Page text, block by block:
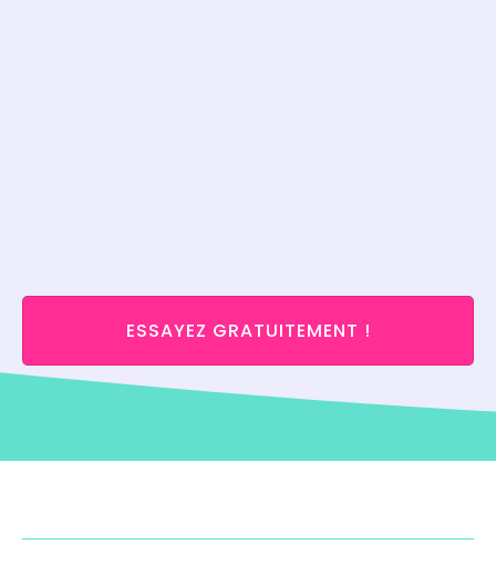
ESSAYEZ GRATUITEMENT !